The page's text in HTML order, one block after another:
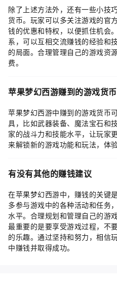
除了上述方法外，还有一些小技
货币。玩家可以多关注游戏的官
钱的优惠和特权，以便抓住机会
系，可以互相交流赚钱的经验和
的局面。合理管理自己的游戏资
费。
苹果梦幻西游赚到的游戏货
苹果梦幻西游中赚到的游戏货币
具，比如武器装备、魔法宝石和
家的战斗力和技能水平，让玩家
来解锁新的游戏功能和玩法，体
有没有其他的赚钱建议
在苹果梦幻西游中，赚钱的关键
多参与游戏中的各种活动和任务
水平。合理规划和管理自己的游
最重要的是要享受游戏过程，不
的乐趣。通过坚持和努力，相信
中赚钱并取得成功。